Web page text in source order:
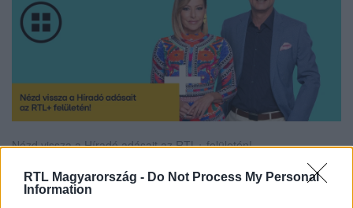
RTL Magyarország - Do Not Process My Personal
Information
Nézd vissza a Híradó adásait az RTL+ felületén!